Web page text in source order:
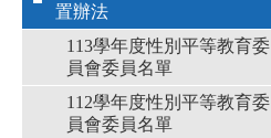
置辦法
113學年度性別平等教育委
員會委員名單
112學年度性別平等教育委
員會委員名單